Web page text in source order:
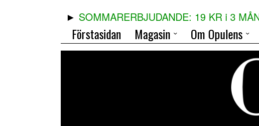
SOMMARERBJUDANDE: 19 KR i 3
Förstasidan Magasin Om Opulens